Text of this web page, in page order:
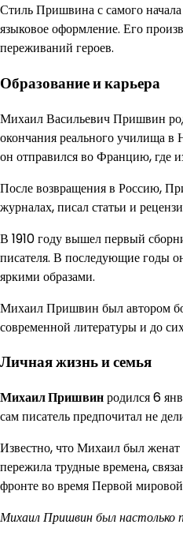
Стиль Пришвина с самого
языковое оформление. Его
переживаний героев.
Образование и карьера
Михаил Васильевич Пришвин
окончания реального училища в
он отправился во Францию, где
После возвращения в Россию,
журналах, писал статьи и
В 1910 году вышел первый
писателя. В последующие годы
яркими образами.
Михаил Пришвин был автором
современной литературы и до
Личная жизнь и семья
Михаил Пришвинродился 6
сам писатель предпочитал не
Известно, что Михаил был
пережила трудные времена,
фронте во время Первой
Михаил Пришвин был настолько